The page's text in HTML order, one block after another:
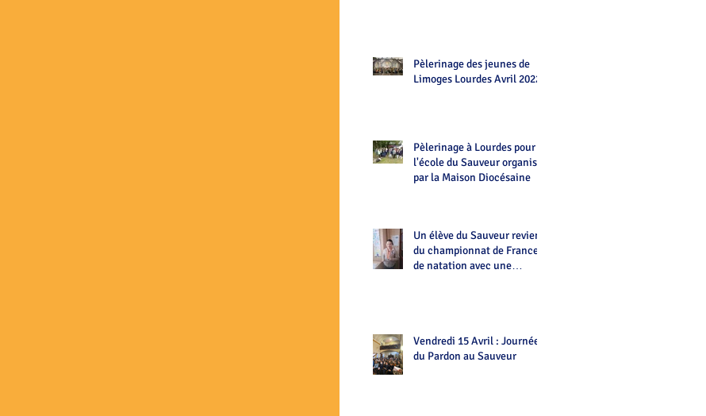
Pèlerinage des jeunes de
Limoges Lourdes Avril 2022
Pèlerinage à Lourdes pour
l'école du Sauveur organisé
par la Maison Diocésaine
Un élève du Sauveur revient
du championnat de France
de natation avec une
Vendredi 15 Avril : Journée
du Pardon au Sauveur